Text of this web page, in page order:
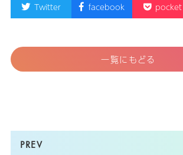
Twitter facebook pocket
一覧にもどる